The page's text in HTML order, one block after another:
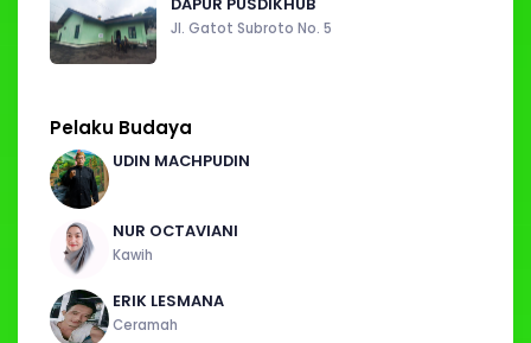
Jl. Gatot Subroto No. 5
Pelaku Budaya
UDIN MACHPUDIN
NUR OCTAVIANI
Kawih
ERIK LESMANA
Ceramah